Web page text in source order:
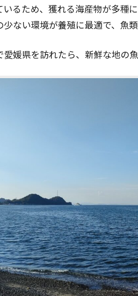
いるため、獲れる海産物が多種
ない環境が養殖に最適で、魚
愛媛県を訪れたら、新鮮な地の